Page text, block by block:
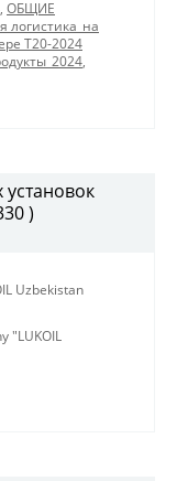
, ОБЩИЕ
логистика_на
Т20-2024
,
)
Uzbekistan
"LUKOIL